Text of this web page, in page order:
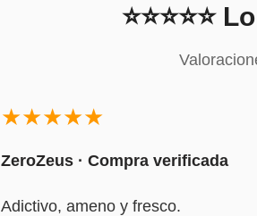
★★★★★
ZeroZeus · Compra verificada
Adictivo, ameno y fresco.